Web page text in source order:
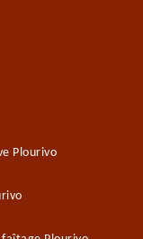
Plourivo